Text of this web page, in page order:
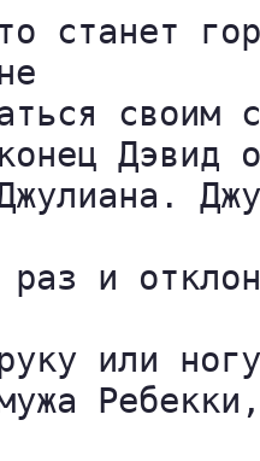
станет
своим
Дэвид
раз и
или